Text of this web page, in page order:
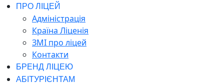
ПРО ЛІЦЕЙ
Адміністрація
Країна Ліценія
ЗМІ про ліцей
Контакти
БРЕНД ЛІЦЕЮ
АБІТУРІЄНТАМ